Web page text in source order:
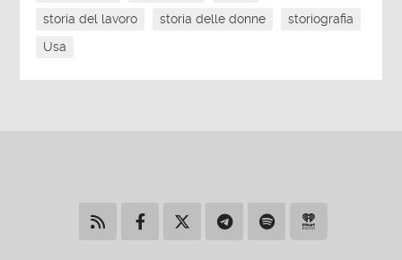
storia del lavoro
storia delle donne
storiografia
Usa